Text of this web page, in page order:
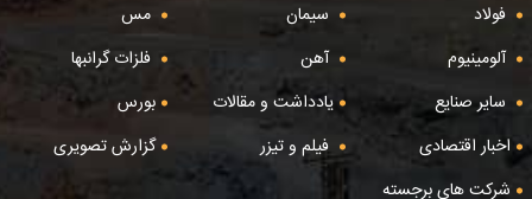
فولاد
سیمان
مس
آلومینیوم
آهن
فلزات گرانبها
سایر صنایع
یادداشت و مقالات
بورس
اخبار اقتصادی
فیلم و تیزر
گزارش تصویری
شرکت های برجسته